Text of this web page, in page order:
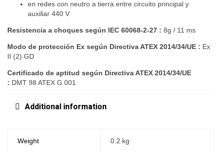
en redes con neutro a tierra entre circuito principal y
auxiliar 440 V
Resistencia a choques según IEC 60068-2-27 : 8g / 11 ms
Modo de protección Ex según Directiva ATEX 2014/34/UE : Ex
II (2) GD
Certificado de aptitud según Directiva ATEX 2014/34/UE
: DMT 98 ATEX G 001
Additional information
Weight 0.2 kg